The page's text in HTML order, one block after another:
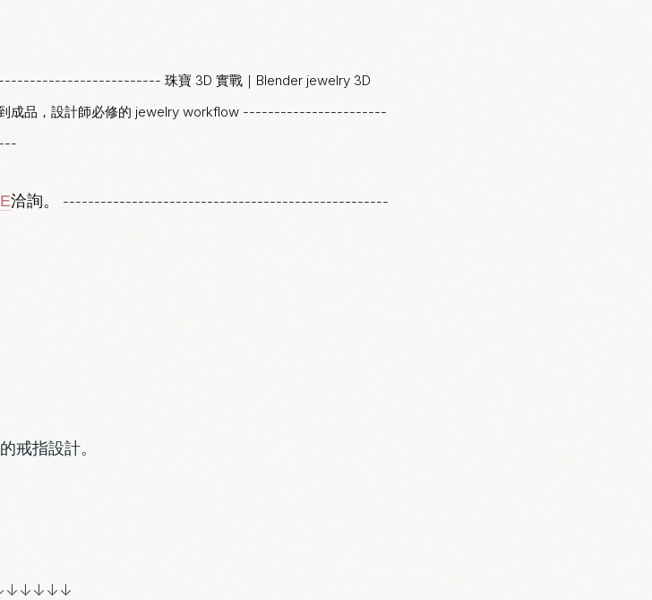
珠寶 3D 實戰｜Blender jewelry 3D
到成品，設計師必修的 jewelry workflow -----------------------
洽詢。
----------------------------------------------------
戒指設計。